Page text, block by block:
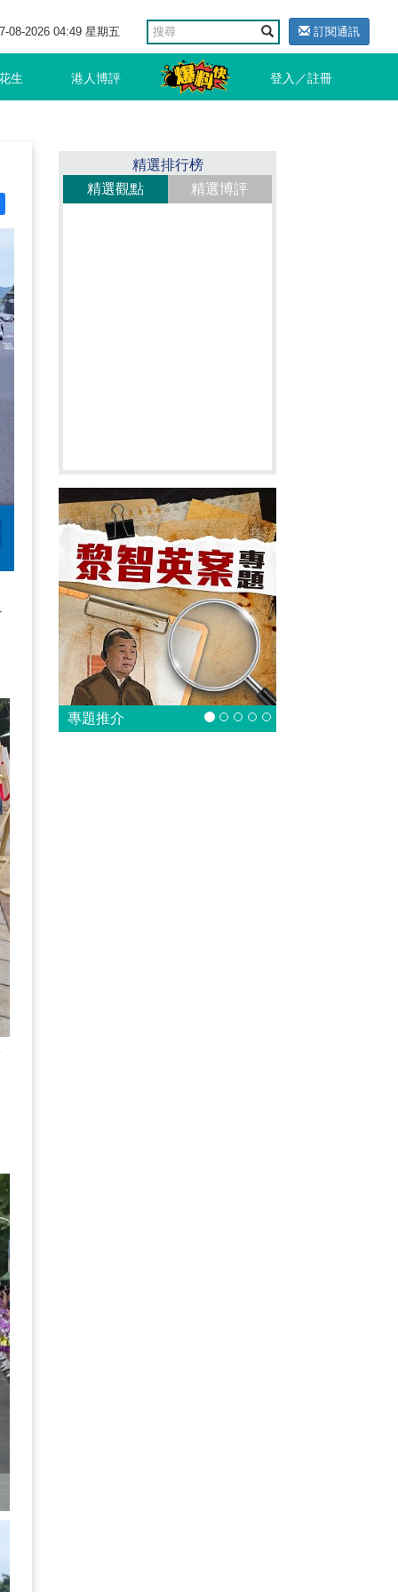
08-2026 04:49 星期五 訂閱通訊
生 港人博評 登入／註冊
精選排行榜
精選觀點
精選博評
專題推介